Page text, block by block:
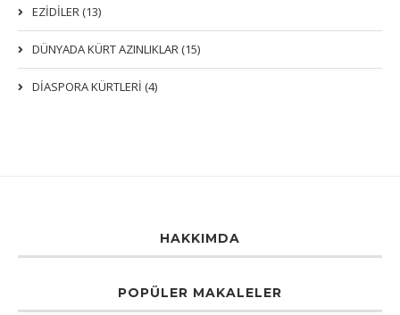
EZIDILER (13)
DÜNYADA KÜRT AZINLIKLAR (15)
DİASPORA KÜRTLERİ (4)
HAKKIMDA
POPÜLER MAKALELER